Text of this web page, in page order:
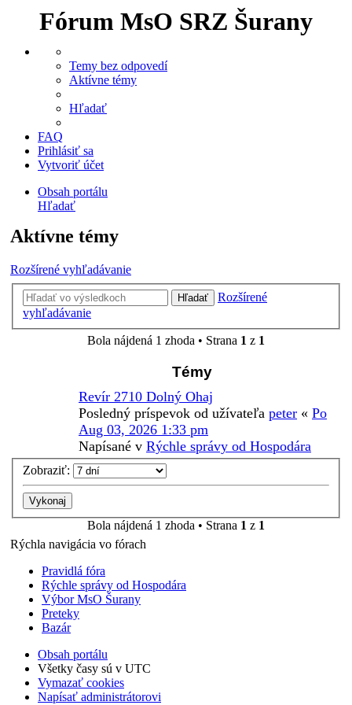
Fórum MsO SRZ Šurany
Temy bez odpovedí
Aktívne témy
Hľadať
FAQ
Prihlásiť sa
Vytvoriť účet
Obsah portálu
Hľadať
Aktívne témy
Rozšírené vyhľadávanie
Hľadať
Rozšírené
vyhľadávanie
Bola nájdená 1 zhoda • Strana 1 z 1
Témy
Revír 2710 Dolný Ohaj
Posledný príspevok od užívateľa peter « Po
Aug 03, 2026 1:33 pm
Napísané v Rýchle správy od Hospodára
Zobraziť:
Bola nájdená 1 zhoda • Strana 1 z 1
Rýchla navigácia vo fórach
Pravidlá fóra
Rýchle správy od Hospodára
Výbor MsO Šurany
Preteky
Bazár
Obsah portálu
Všetky časy sú v UTC
Vymazať cookies
Napísať administrátorovi